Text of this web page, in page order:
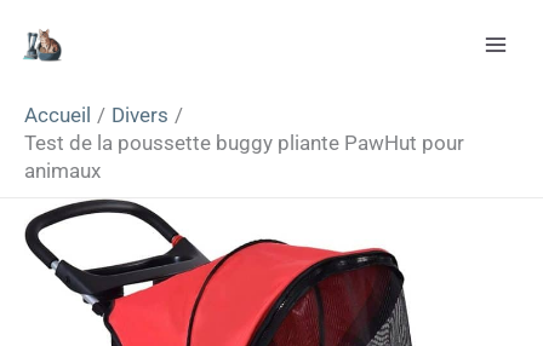
Accueil
Divers
Test de la poussette buggy pliante PawHut pour
animaux